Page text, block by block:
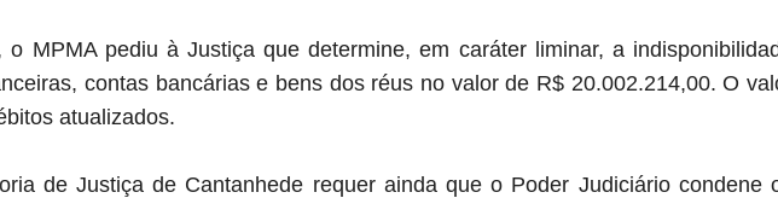
o MPMA pediu à Justiça que determine, em caráter liminar, a
contas bancárias e bens dos réus no valor de R$ 20.002.214,00. O
atualizados.
de Justiça de Cantanhede requer ainda que o Poder Judiciário condene